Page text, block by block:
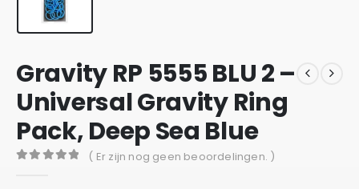
Gravity RP 5555 BLU 2 –
Universal Gravity Ring
Pack, Deep Sea Blue
( Er zijn nog geen beoordelingen. )